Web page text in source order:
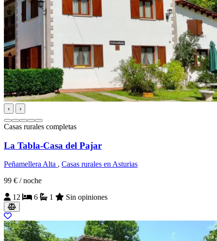
‹ ›
Casas rurales completas
La Tabla-Casa del Pajar
Peñamellera Alta , Casas rurales en Asturias
99 € / noche
12
6 1 Sin opiniones